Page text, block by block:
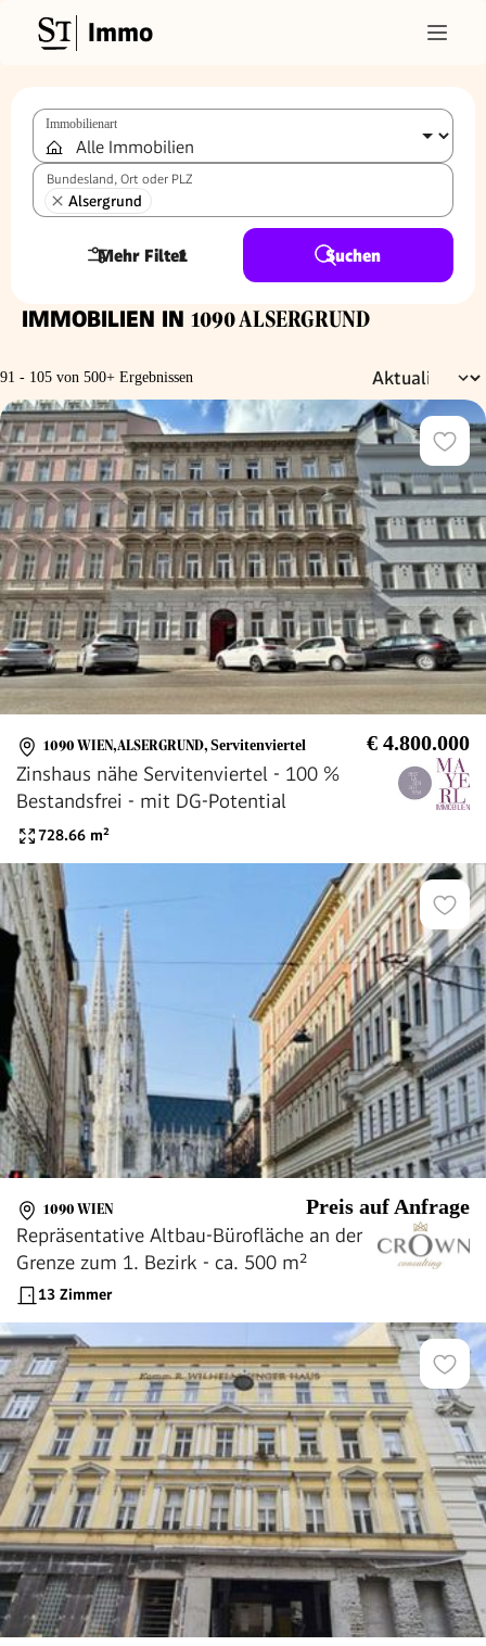
Immo
Immobilienart
Bundesland, Ort oder PLZ
Alsergrund
Mehr Filter
1 Suchen
IMMOBILIEN IN 1090 ALSERGRUND
91 - 105 von 500+ Ergebnissen
1090 WIEN,ALSERGRUND, Servitenviertel € 4.800.000
Zinshaus nähe Servitenviertel - 100 %
Bestandsfrei - mit DG-Potential
728.66 m²
1090 WIEN Preis auf Anfrage
Repräsentative Altbau-Bürofläche an der
Grenze zum 1. Bezirk - ca. 500 m²
13 Zimmer